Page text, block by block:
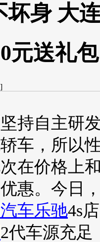
坏身 大
元送礼包
]
持自主研
车，所以
在价格上
惠。今日
车乐驰4s
2代车源充足